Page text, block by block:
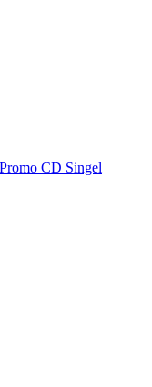
CD Singel